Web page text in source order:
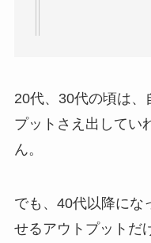
20代、30代の頃は、
プットさえ出してい
ん。
でも、40代以降にな
せるアウトプットだ